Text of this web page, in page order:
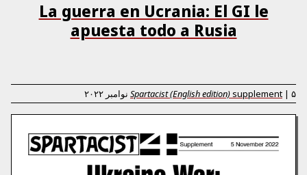
La guerra en Ucrania: El GI le
apuesta todo a Rusia
Spartacist (English edition) supplement | ۵ نوامبر ۲۰۲۲